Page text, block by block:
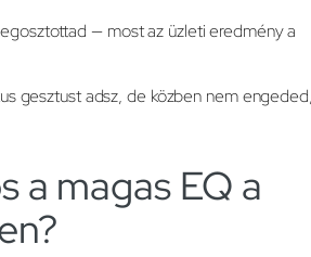
— most az üzleti eredmény a
gesztust adsz, de közben nem
a magas EQ a